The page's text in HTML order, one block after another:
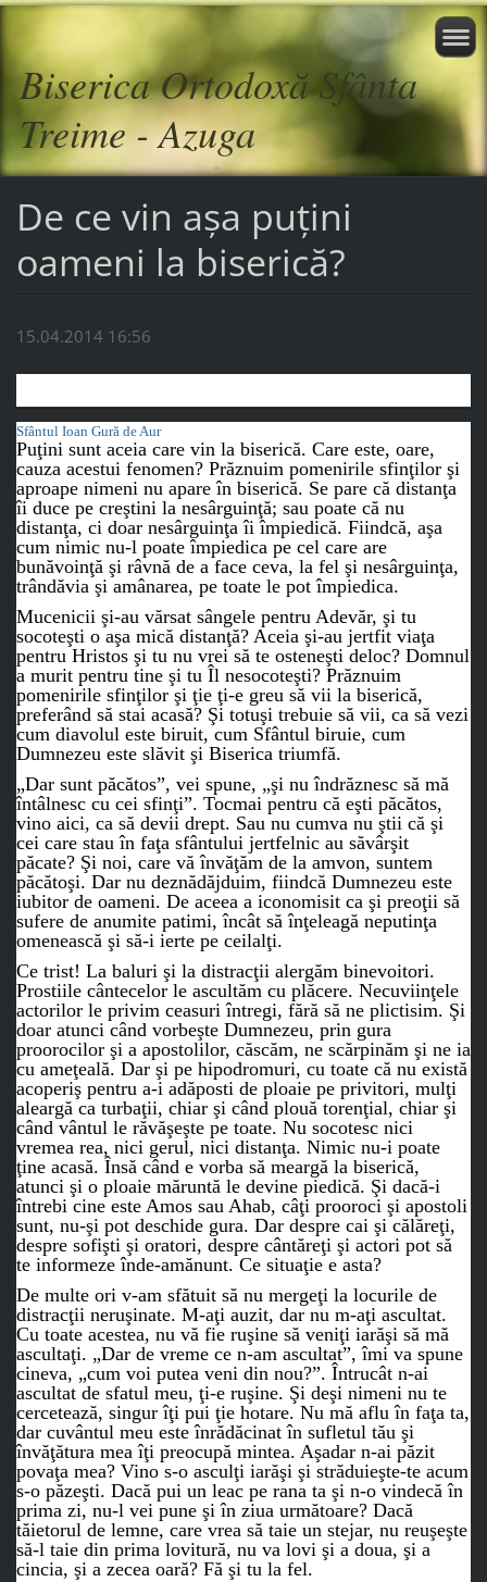
Biserica Ortodoxă Sfânta
Treime - Azuga
De ce vin aşa puţini
oameni la biserică?
15.04.2014 16:56
Sfântul Ioan Gură de Aur
Puţini sunt aceia care vin la biserică. Care este, oare,
cauza acestui fenomen? Prăznuim pomenirile sfinţilor şi
aproape nimeni nu apare în biserică. Se pare că distanţa
îi duce pe creştini la nesârguinţă; sau poate că nu
distanţa, ci doar nesârguinţa îi împiedică. Fiindcă, aşa
cum nimic nu-l poate împiedica pe cel care are
bunăvoinţă şi râvnă de a face ceva, la fel şi nesârguinţa,
trândăvia şi amânarea, pe toate le pot împiedica.
Mucenicii şi-au vărsat sângele pentru Adevăr, şi tu
socoteşti o aşa mică distanţă? Aceia şi-au jertfit viaţa
pentru Hristos şi tu nu vrei să te osteneşti deloc? Domnul
a murit pentru tine şi tu Îl nesocoteşti? Prăznuim
pomenirile sfinţilor şi ţie ţi-e greu să vii la biserică,
preferând să stai acasă? Şi totuşi trebuie să vii, ca să vezi
cum diavolul este biruit, cum Sfântul biruie, cum
Dumnezeu este slăvit şi Biserica triumfă.
„Dar sunt păcătos”, vei spune, „şi nu îndrăznesc să mă
întâlnesc cu cei sfinţi”. Tocmai pentru că eşti păcătos,
vino aici, ca să devii drept. Sau nu cumva nu ştii că şi
cei care stau în faţa sfântului jertfelnic au săvârşit
păcate? Şi noi, care vă învăţăm de la amvon, suntem
păcătoşi. Dar nu deznădăjduim, fiindcă Dumnezeu este
iubitor de oameni. De aceea a iconomisit ca şi preoţii să
sufere de anumite patimi, încât să înţeleagă neputinţa
omenească şi să-i ierte pe ceilalţi.
Ce trist! La baluri şi la distracţii alergăm binevoitori.
Prostiile cântecelor le ascultăm cu plăcere. Necuviinţele
actorilor le privim ceasuri întregi, fără să ne plictisim. Şi
doar atunci când vorbeşte Dumnezeu, prin gura
proorocilor şi a apostolilor, căscăm, ne scărpinăm şi ne ia
cu ameţeală. Dar şi pe hipodromuri, cu toate că nu există
acoperiş pentru a-i adăposti de ploaie pe privitori, mulţi
aleargă ca turbaţii, chiar şi când plouă torenţial, chiar şi
când vântul le răvăşeşte pe toate. Nu socotesc nici
vremea rea, nici gerul, nici distanţa. Nimic nu-i poate
ţine acasă. Însă când e vorba să meargă la biserică,
atunci şi o ploaie măruntă le devine piedică. Şi dacă-i
întrebi cine este Amos sau Ahab, câţi prooroci şi apostoli
sunt, nu-şi pot deschide gura. Dar despre cai şi călăreţi,
despre sofişti şi oratori, despre cântăreţi şi actori pot să
te informeze înde-amănunt. Ce situaţie e asta?
De multe ori v-am sfătuit să nu mergeţi la locurile de
distracţii neruşinate. M-aţi auzit, dar nu m-aţi ascultat.
Cu toate acestea, nu vă fie ruşine să veniţi iarăşi să mă
ascultaţi. „Dar de vreme ce n-am ascultat”, îmi va spune
cineva, „cum voi putea veni din nou?”. Întrucât n-ai
ascultat de sfatul meu, ţi-e ruşine. Şi deşi nimeni nu te
cercetează, singur îţi pui ţie hotare. Nu mă aflu în faţa ta,
dar cuvântul meu este înrădăcinat în sufletul tău şi
învăţătura mea îţi preocupă mintea. Aşadar n-ai păzit
povaţa mea? Vino s-o asculţi iarăşi şi străduieşte-te acum
s-o păzeşti. Dacă pui un leac pe rana ta şi n-o vindecă în
prima zi, nu-l vei pune şi în ziua următoare? Dacă
tăietorul de lemne, care vrea să taie un stejar, nu reuşeşte
să-l taie din prima lovitură, nu va lovi şi a doua, şi a
cincia, şi a zecea oară? Fă şi tu la fel.